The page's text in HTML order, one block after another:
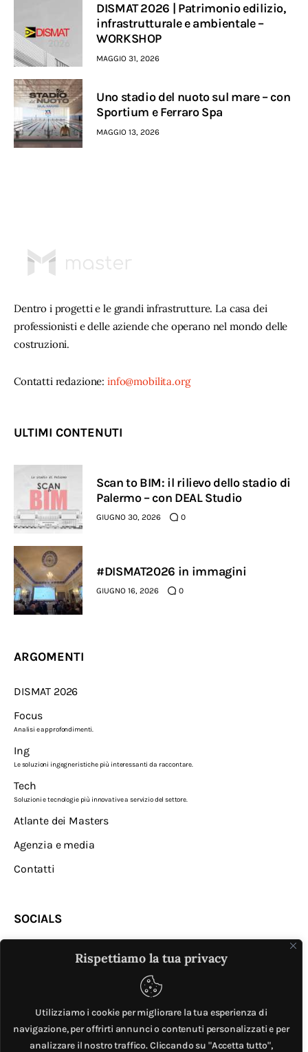
Rispettiamo la tua privacy
Utilizziamo i cookie per migliorare la tua esperienza di
navigazione, per offrirti annunci o contenuti personalizzati e per
analizzare il nostro traffico. Cliccando su "Accetta tutto",
DISMAT 2026 | Patrimonio edilizio,
infrastrutturale e ambientale –
WORKSHOP
MAGGIO 31, 2026
Uno stadio del nuoto sul mare – con
Sportium e Ferraro Spa
MAGGIO 13, 2026
Dentro i progetti e le grandi infrastrutture. La casa dei
professionisti e delle aziende che operano nel mondo delle
costruzioni.
Contatti redazione: info@mobilita.org
ULTIMI CONTENUTI
Scan to BIM: il rilievo dello stadio di
Palermo – con DEAL Studio
GIUGNO 30, 2026 0
#DISMAT2026 in immagini
GIUGNO 16, 2026 0
ARGOMENTI
DISMAT 2026
Focus
Analisi e approfondimenti.
Ing
Le soluzioni ingegneristiche più interessanti da raccontare.
Tech
Soluzioni e tecnologie più innovative a servizio del settore.
Atlante dei Masters
Agenzia e media
Contatti
SOCIALS